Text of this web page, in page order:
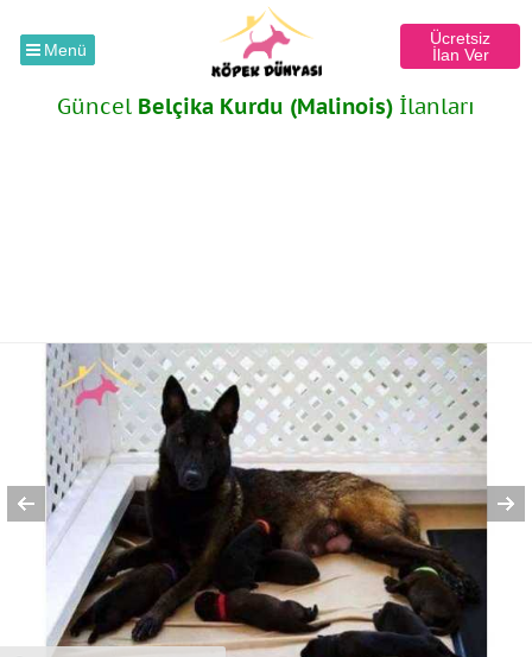
Menü
Ücretsiz
İlan Ver
Güncel Belçika Kurdu (Malinois) İlanları